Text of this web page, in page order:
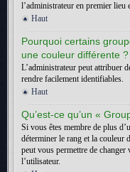
l’administrateur en premier lieu
Haut
Pourquoi certains
une couleur différente ?
L’administrateur peut attribuer
rendre facilement identifiables.
Haut
Qu’est-ce qu’un «
Si vous êtes membre de plus
déterminer le rang et la couleur
peut vous permettre de
l’utilisateur.